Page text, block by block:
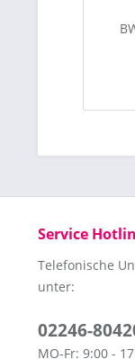
Service
Telefonische
unter:
02246-
MO-Fr: 9:00 -